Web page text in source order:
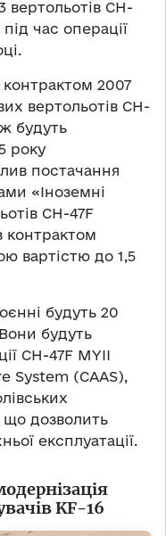
вертольотів CH-
час операції
2007
вертольотів CH-
будуть
року
постачання
«Іноземні
CH-47F
контрактом
вартістю до 1,5
будуть 20
Вони будуть
CH-47F MYII
System (CAAS),
що дозволить
експлуатації.
KF-16